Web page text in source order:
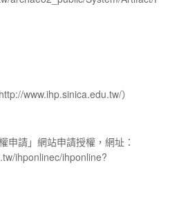
www.ihp.sinica.edu.tw/）
申請」網站申請授權，網址：
ihponlinec/ihponline?